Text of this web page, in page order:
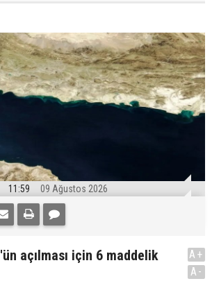
11:59 09 Ağustos 2026
açılması için 6 maddelik
A+
A-